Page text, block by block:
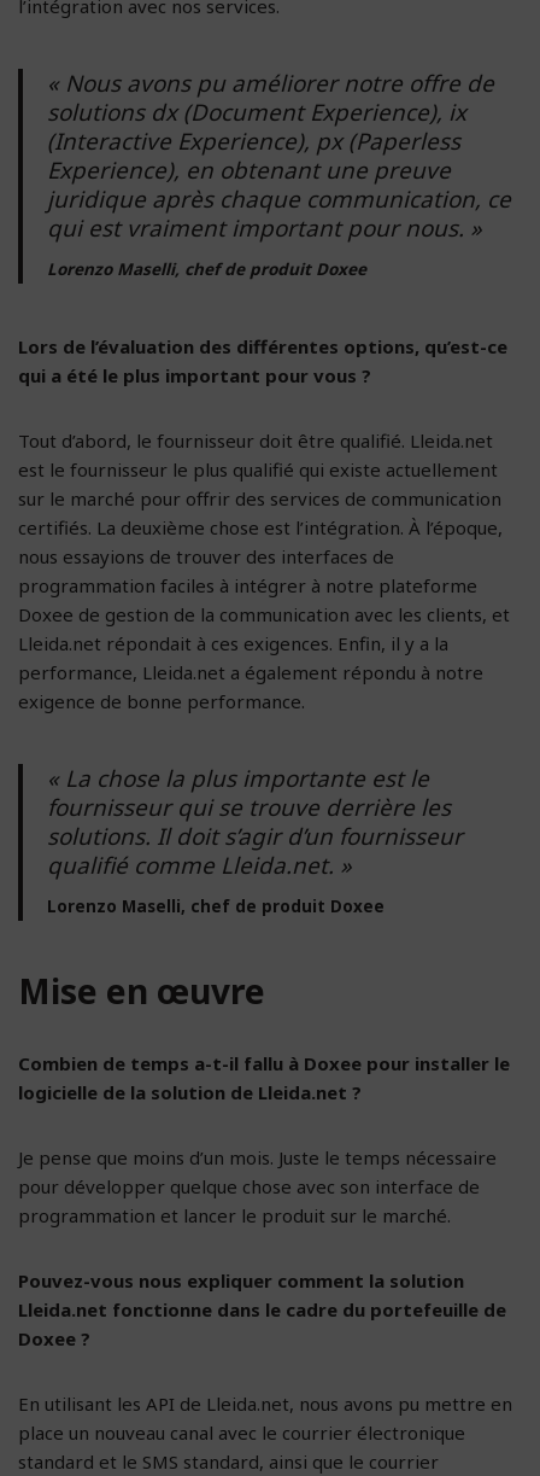
l’intégration avec nos services.
« Nous avons pu améliorer notre offre de
solutions dx (Document Experience), ix
(Interactive Experience), px (Paperless
Experience), en obtenant une preuve
juridique après chaque communication, ce
qui est vraiment important pour nous. »
Lorenzo Maselli, chef de produit Doxee
Lors de l’évaluation des différentes options, qu’est-ce
qui a été le plus important pour vous ?
Tout d’abord, le fournisseur doit être qualifié. Lleida.net
est le fournisseur le plus qualifié qui existe actuellement
sur le marché pour offrir des services de communication
certifiés. La deuxième chose est l’intégration. À l’époque,
nous essayions de trouver des interfaces de
programmation faciles à intégrer à notre plateforme
Doxee de gestion de la communication avec les clients, et
Lleida.net répondait à ces exigences. Enfin, il y a la
performance, Lleida.net a également répondu à notre
exigence de bonne performance.
« La chose la plus importante est le
fournisseur qui se trouve derrière les
solutions. Il doit s’agir d’un fournisseur
qualifié comme Lleida.net. »
Lorenzo Maselli, chef de produit Doxee
Mise en œuvre
Combien de temps a-t-il fallu à Doxee pour installer le
logicielle de la solution de Lleida.net ?
Je pense que moins d’un mois. Juste le temps nécessaire
pour développer quelque chose avec son interface de
programmation et lancer le produit sur le marché.
Pouvez-vous nous expliquer comment la solution
Lleida.net fonctionne dans le cadre du portefeuille de
Doxee ?
En utilisant les API de Lleida.net, nous avons pu mettre en
place un nouveau canal avec le courrier électronique
standard et le SMS standard, ainsi que le courrier